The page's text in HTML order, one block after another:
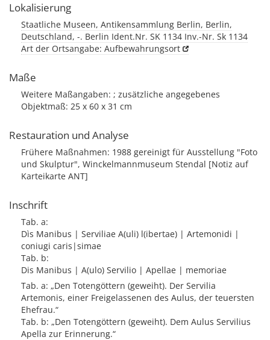
Lokalisierung
Staatliche Museen, Antikensammlung Berlin, Berlin,
Deutschland, -. Berlin Ident.Nr. SK 1134 Inv.-Nr. Sk 1134
Art der Ortsangabe: Aufbewahrungsort
Maße
Weitere Maßangaben: ; zusätzliche angegebenes
Objektmaß: 25 x 60 x 31 cm
Restauration und Analyse
Frühere Maßnahmen: 1988 gereinigt für Ausstellung "Foto
und Skulptur", Winckelmannmuseum Stendal [Notiz auf
Karteikarte ANT]
Inschrift
Tab. a:
Dìs Manibus | Serviliae A(uli) l(ibertae) | Artemonidi |
coniugi caris|simae
Tab. b:
Dis Manibus | A(ulo) Servilio | Apellae | memoriae
Tab. a: „Den Totengöttern (geweiht). Der Servilia
Artemonis, einer Freigelassenen des Aulus, der teuersten
Ehefrau.“
Tab. b: „Den Totengöttern (geweiht). Dem Aulus Servilius
Apella zur Erinnerung.“